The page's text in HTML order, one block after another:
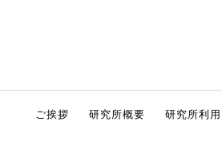
ご挨拶 研究所概要 研究所利